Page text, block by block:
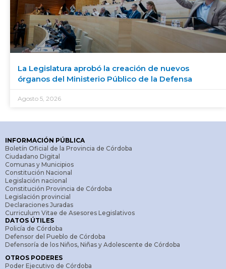
La Legislatura aprobó la creación de nuevos
órganos del Ministerio Público de la Defensa
Agosto 5, 2026
INFORMACIÓN PÚBLICA
Boletín Oficial de la Provincia de Córdoba
Ciudadano Digital
Comunas y Municipios
Constitución Nacional
Legislación nacional
Constitución Provincia de Córdoba
Legislación provincial
Declaraciones Juradas
Curriculum Vitae de Asesores Legislativos
DATOS ÚTILES
Policía de Córdoba
Defensor del Pueblo de Córdoba
Defensoría de los Niños, Niñas y Adolescente de Córdoba
OTROS PODERES
Poder Ejecutivo de Córdoba